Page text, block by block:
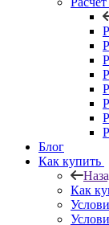
Блог
Как купить
Как